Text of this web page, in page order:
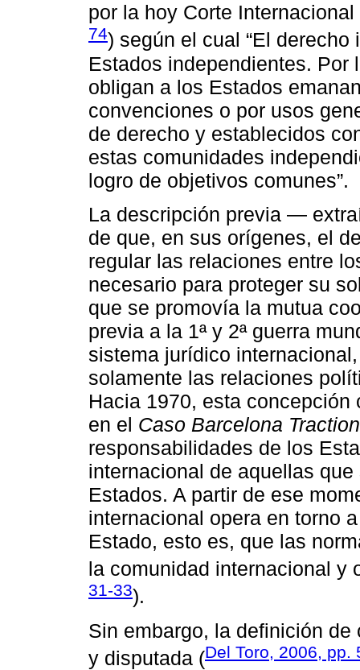
por la hoy Corte
74) según el cual “El
Estados independientes.
obligan a los Estados
convenciones o por usos
de derecho y establecidos
estas comunidades
logro de objetivos comunes”.
La descripción previa —
de que, en sus orígenes, el
regular las relaciones entre
necesario para proteger su
que se promovía la mutua
previa a la 1ª y 2ª guerra
sistema jurídico
solamente las relaciones
Hacia 1970, esta
en el Caso Barcelona Traction
responsabilidades de los
internacional de aquellas
Estados. A partir de ese
internacional opera en torno
Estado, esto es, que las
la comunidad internacional y
31-33).
Sin embargo, la definición
y disputada (Del Toro, 2006, pp.